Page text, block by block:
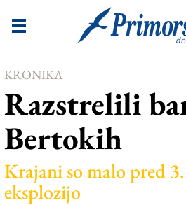
Novice
Goriška
Kultura
Šport
Še
Vreme
KRONIKA
Razstrelili
Bertokih
Krajani so malo pred
eksplozijo